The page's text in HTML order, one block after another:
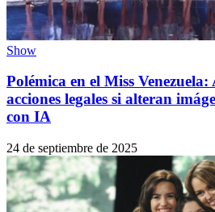
Show
Polémica en el Miss
acciones legales si alteran
con IA
24 de septiembre de 2025